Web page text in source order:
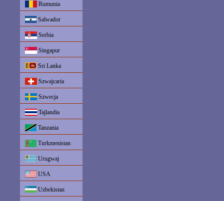
Rumunia
Salwador
Serbia
Singapur
Sri Lanka
Szwajcaria
Szwecja
Tajlandia
Tanzania
Turkmenistan
Urugwaj
USA
Uzbekistan